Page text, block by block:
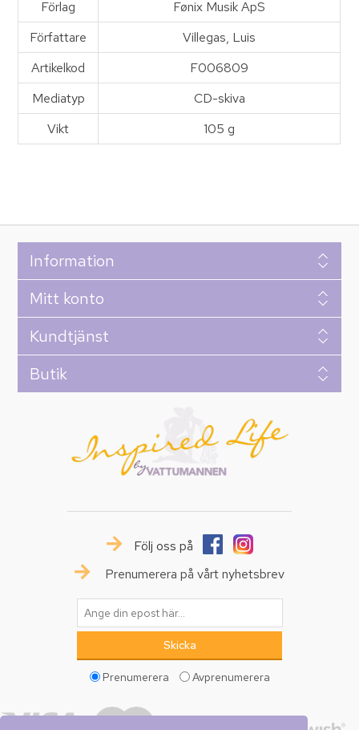
Förlag
Fønix Musik ApS
Författare
Villegas, Luis
Artikelkod
F006809
Mediatyp
CD-skiva
Vikt
105 g
Information
Mitt konto
Kundtjänst
Butik
Följ oss på
Prenumerera på vårt nyhetsbrev
Prenumerera Avprenumerera